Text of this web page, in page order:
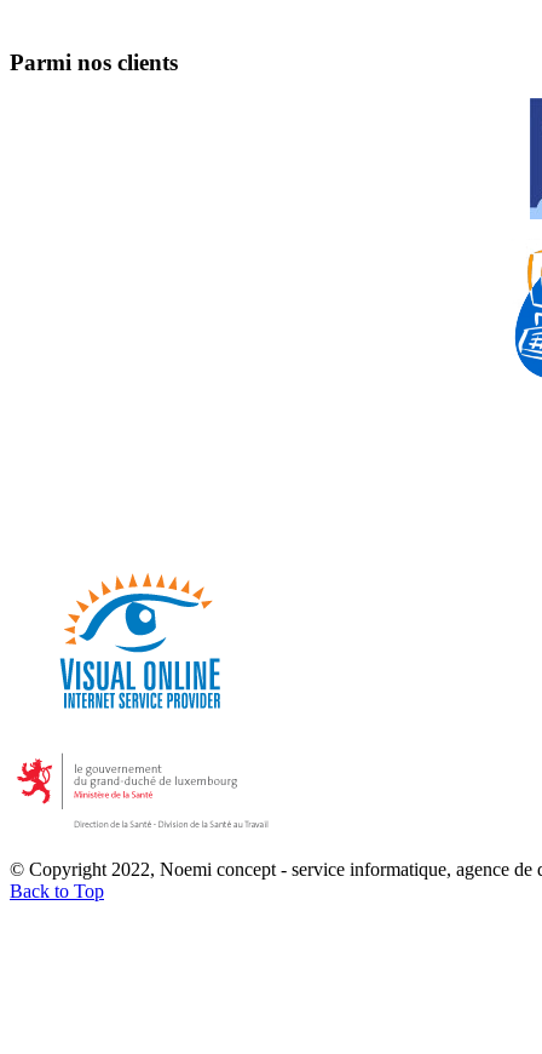
Parmi nos clients
© Copyright 2022, Noemi concept - service informatique, agence
Back to Top